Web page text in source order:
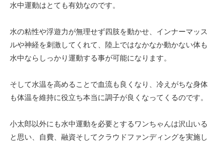
水中運動はとても有効なのです。
水の粘性や浮遊力が無理せず四肢を動かせ、インナーマッス
ルや神経を刺激してくれて、陸上ではなかなか動かない体も
水中ならしっかり運動する事が可能になります。
そして水温を高めることで血流も良くなり、冷えがちな身体
も体温を維持に役立ち本当に調子が良くなってくるのです。
小太郎以外にも水中運動を必要とするワンちゃんは沢山いる
と思い、自費、融資そしてクラウドファンディングを実施し